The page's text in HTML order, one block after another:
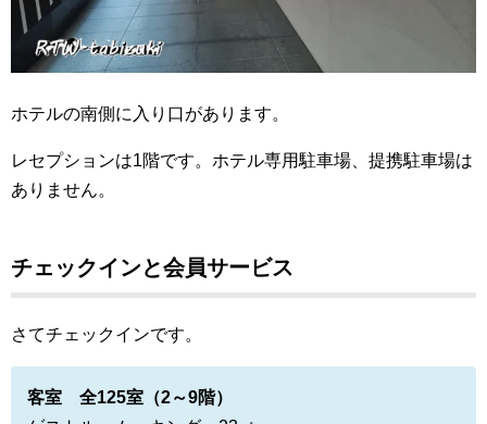
ホテルの南側に入り口があります。
レセプションは1階です。 ホテル専用駐車場、提携駐車場は
ありません。
チェックインと会員サービス
さてチェックインです。
客室 全125室（2～9階）